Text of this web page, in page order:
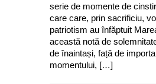
serie de momente de
care care, prin sacrificiu,
patriotism au înfăptuit
această notă de
de înaintași, față de
momentului, […]